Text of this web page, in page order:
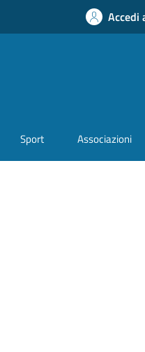
Accedi
Sport Associazioni